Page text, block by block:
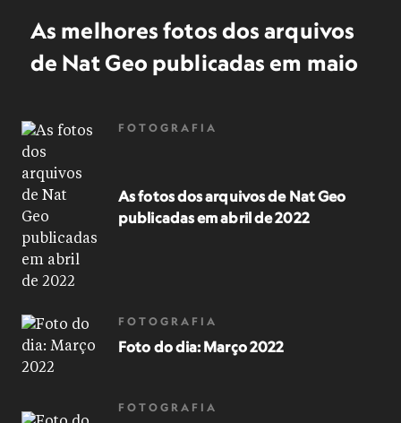
As melhores fotos dos arquivos
de Nat Geo publicadas em maio
FOTOGRAFIA
As fotos dos arquivos de Nat Geo
publicadas em abril de 2022
FOTOGRAFIA
Foto do dia: Março 2022
FOTOGRAFIA